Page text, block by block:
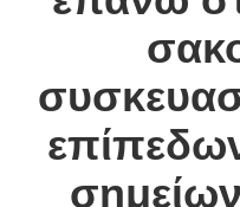
ΈΛΕΓΧΟΣ
ΜΑΣ
ΕΛΆΤΕ